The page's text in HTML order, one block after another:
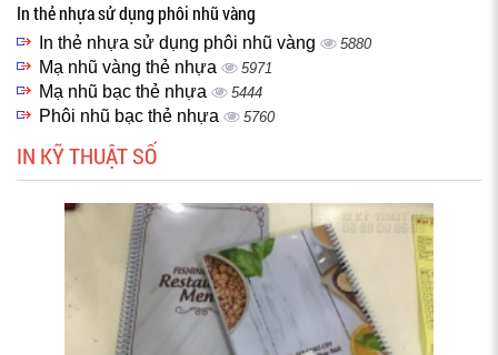
In thẻ nhựa sử dụng phôi nhũ vàng
In thẻ nhựa sử dụng phôi nhũ vàng 5880
Mạ nhũ vàng thẻ nhựa 5971
Mạ nhũ bạc thẻ nhựa 5444
Phôi nhũ bạc thẻ nhựa 5760
IN KỸ THUẬT SỐ